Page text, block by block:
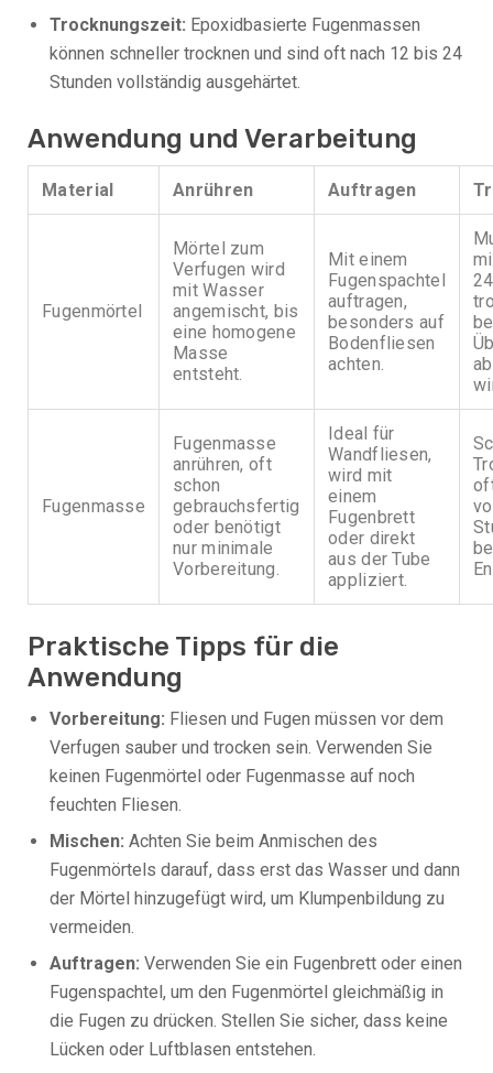
Trocknungszeit: Epoxidbasierte Fugenmassen
können schneller trocknen und sind oft nach 12 bis 24
Stunden vollständig ausgehärtet.
Anwendung und Verarbeitung
Material Anrühren Auftragen
Fugenmörtel
Mörtel zum
Verfugen wird
mit Wasser
angemischt, bis
eine homogene
Masse
entsteht.
Mit einem
Fugenspachtel
auftragen,
besonders auf
Bodenfliesen
achten.
Fugenmasse
Fugenmasse
anrühren, oft
schon
gebrauchsfertig
oder benötigt
nur minimale
Vorbereitung.
Ideal für
Wandfliesen,
wird mit
einem
Fugenbrett
oder direkt
aus der Tube
appliziert.
Praktische Tipps für die
Anwendung
Vorbereitung: Fliesen und Fugen müssen vor dem
Verfugen sauber und trocken sein. Verwenden Sie
keinen Fugenmörtel oder Fugenmasse auf noch
feuchten Fliesen.
Mischen: Achten Sie beim Anmischen des
Fugenmörtels darauf, dass erst das Wasser und dann
der Mörtel hinzugefügt wird, um Klumpenbildung zu
vermeiden.
Auftragen: Verwenden Sie ein Fugenbrett oder einen
Fugenspachtel, um den Fugenmörtel gleichmäßig in
die Fugen zu drücken. Stellen Sie sicher, dass keine
Lücken oder Luftblasen entstehen.